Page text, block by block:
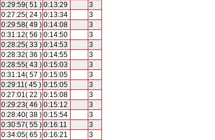
0:29:59( 51 ) 0:13:29
3
0:27:25( 24 ) 0:13:34
3
0:29:58( 49 ) 0:14:08
3
0:31:12( 56 ) 0:14:50
3
0:28:25( 33 ) 0:14:53
3
0:28:32( 36 ) 0:14:55
3
0:28:55( 43 ) 0:15:03
3
0:31:14( 57 ) 0:15:05
3
0:29:11( 45 ) 0:15:05
3
0:27:01( 22 ) 0:15:08
3
0:29:23( 46 ) 0:15:12
3
0:28:40( 38 ) 0:15:54
3
0:30:57( 55 ) 0:16:11
3
0:34:05( 65 ) 0:16:21
3